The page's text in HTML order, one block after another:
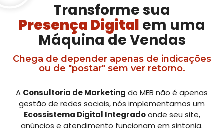
Transforme sua
Presença Digital em uma
Máquina de Vendas
Chega de depender apenas de indicações
ou de "postar" sem ver retorno.
A Consultoria de Marketing do MEB não é apenas
gestão de redes sociais, nós implementamos um
Ecossistema Digital Integradoonde seu site,
anúncios e atendimento funcionam em sintonia.